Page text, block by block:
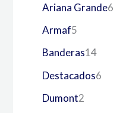
Ariana Grande6
Armaf5
Banderas14
Destacados6
Dumont2